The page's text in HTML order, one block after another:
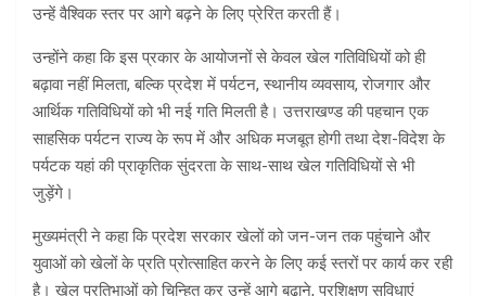
उन्हें वैश्विक स्तर पर आगे बढ़ने के लिए प्रेरित करती हैं।
उन्होंने कहा कि इस प्रकार के आयोजनों से केवल खेल गतिविधियों को ही
बढ़ावा नहीं मिलता, बल्कि प्रदेश में पर्यटन, स्थानीय व्यवसाय, रोजगार और
आर्थिक गतिविधियों को भी नई गति मिलती है। उत्तराखण्ड की पहचान एक
साहसिक पर्यटन राज्य के रूप में और अधिक मजबूत होगी तथा देश-विदेश के
पर्यटक यहां की प्राकृतिक सुंदरता के साथ-साथ खेल गतिविधियों से भी
जुड़ेंगे।
मुख्यमंत्री ने कहा कि प्रदेश सरकार खेलों को जन-जन तक पहुंचाने और
युवाओं को खेलों के प्रति प्रोत्साहित करने के लिए कई स्तरों पर कार्य कर रही
है। खेल प्रतिभाओं को चिन्हित कर उन्हें आगे बढ़ाने, प्रशिक्षण सुविधाएं